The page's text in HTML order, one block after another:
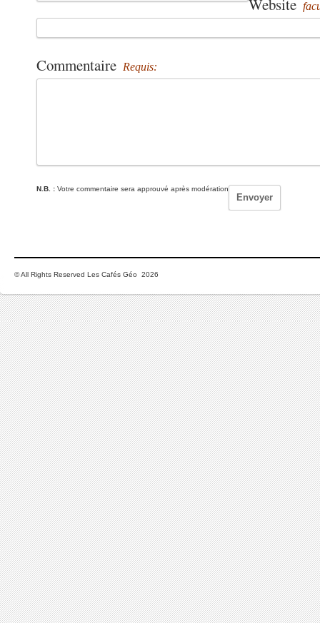
Website
Commentaire Requis:
N.B. : Votre commentaire sera approuvé après modération
© All Rights Reserved Les Cafés Géo 2026